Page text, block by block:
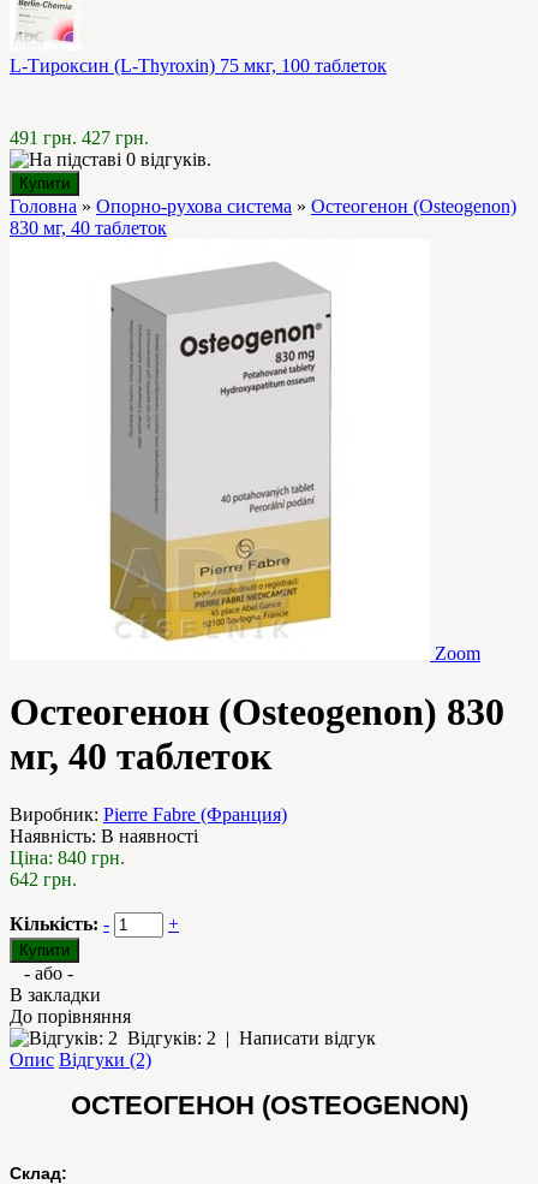
L-Тироксин (L-Thyroxin) 75 мкг, 100 таблеток
491 грн. 427 грн.
Головна » Опорно-рухова система » Остеогенон (Osteogenon)
830 мг, 40 таблеток
Zoom
Остеогенон (Osteogenon) 830
мг, 40 таблеток
Виробник: Pierre Fabre (Франция)
Наявність: В наявності
Ціна: 840 грн.
642 грн.
Кількість: - +
- або -
В закладки
До порівняння
Відгуків: 2 | Написати відгук
Опис Відгуки (2)
ОСТЕОГЕНОН (OSTEOGENON)
Склад: